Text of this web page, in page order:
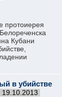
протоиерея
Кубани
в убийстве
19.10.2013